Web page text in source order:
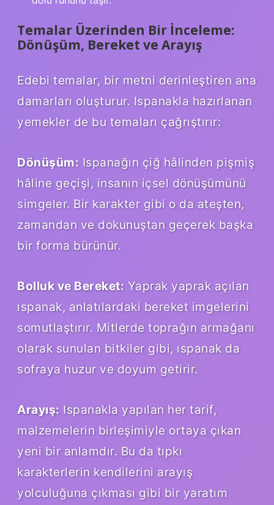
Temalar Üzerinden Bir İnceleme:
Dönüşüm, Bereket ve Arayış
Edebi temalar, bir metni derinleştiren ana
damarları oluşturur. Ispanakla hazırlanan
yemekler de bu temaları çağrıştırır:
Dönüşüm: Ispanağın çiğ hâlinden pişmiş
hâline geçişi, insanın içsel dönüşümünü
simgeler. Bir karakter gibi o da ateşten,
zamandan ve dokunuştan geçerek başka
bir forma bürünür.
Bolluk ve Bereket: Yaprak yaprak açılan
ıspanak, anlatılardaki bereket imgelerini
somutlaştırır. Mitlerde toprağın armağanı
olarak sunulan bitkiler gibi, ıspanak da
sofraya huzur ve doyum getirir.
Arayış: Ispanakla yapılan her tarif,
malzemelerin birleşimiyle ortaya çıkan
yeni bir anlamdır. Bu da tıpkı
karakterlerin kendilerini arayış
yolculuğuna çıkması gibi bir yaratım